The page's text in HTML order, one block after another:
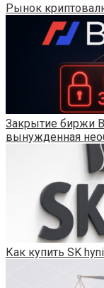
Рынок
Закрытие биржи
вынужденная
Как купить SK